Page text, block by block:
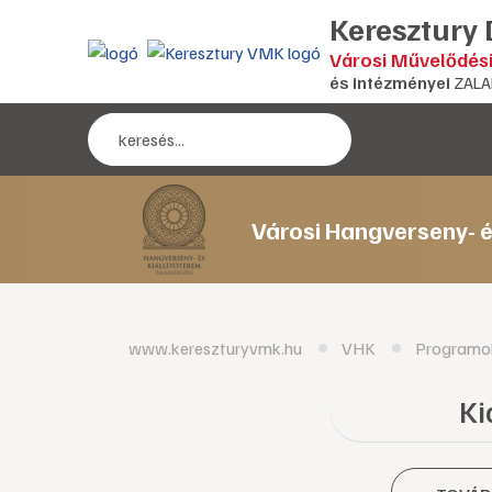
Keresztury
Városi
és intézményei
Városi Hangverseny-
www.kereszturyvmk.hu VHK